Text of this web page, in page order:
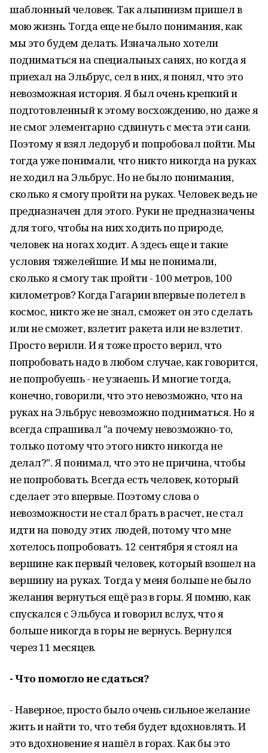
шаблонный человек. Так альпинизм пришел в
мою жизнь. Тогда еще не было понимания, как
мы это будем делать. Изначально хотели
подниматься на специальных санях, но когда я
приехал на Эльбрус, сел в них, я понял, что это
невозможная история. Я был очень крепкий и
подготовленный к этому восхождению, но даже я
не смог элементарно сдвинуть с места эти сани.
Поэтому я взял ледоруб и попробовал пойти. Мы
тогда уже понимали, что никто никогда на руках
не ходил на Эльбрус. Но не было понимания,
сколько я смогу пройти на руках. Человек ведь не
предназначен для этого. Руки не предназначены
для того, чтобы на них ходить по природе,
человек на ногах ходит. А здесь еще и такие
условия тяжелейшие. И мы не понимали,
сколько я смогу так пройти - 100 метров, 100
километров? Когда Гагарин впервые полетел в
космос, никто же не знал, сможет он это сделать
или не сможет, взлетит ракета или не взлетит.
Просто верили. И я тоже просто верил, что
попробовать надо в любом случае, как говорится,
не попробуешь - не узнаешь. И многие тогда,
конечно, говорили, что это невозможно, что на
руках на Эльбрус невозможно подниматься. Но я
всегда спрашивал "а почему невозможно-то,
только потому что этого никто никогда не
делал?". Я понимал, что это не причина, чтобы
не попробовать. Всегда есть человек, который
сделает это впервые. Поэтому слова о
невозможности не стал брать в расчет, не стал
идти на поводу этих людей, потому что мне
хотелось попробовать. 12 сентября я стоял на
вершине как первый человек, который взошел на
вершину на руках. Тогда у меня больше не было
желания вернуться ещё раз в горы. Я помню, как
спускался с Эльбуса и говорил вслух, что я
больше никогда в горы не вернусь. Вернулся
через 11 месяцев.
- Что помогло не сдаться?
- Наверное, просто было очень сильное желание
жить и найти то, что тебя будет вдохновлять. И
это вдохновение я нашёл в горах. Как бы это